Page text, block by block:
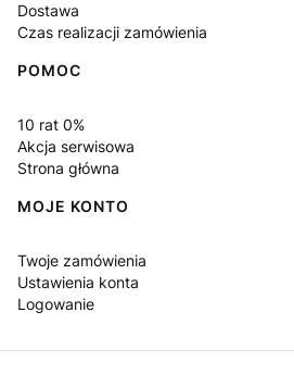
Dostawa
Czas realizacji zamówienia
POMOC
10 rat 0%
Akcja serwisowa
Strona główna
MOJE KONTO
Twoje zamówienia
Ustawienia konta
Logowanie